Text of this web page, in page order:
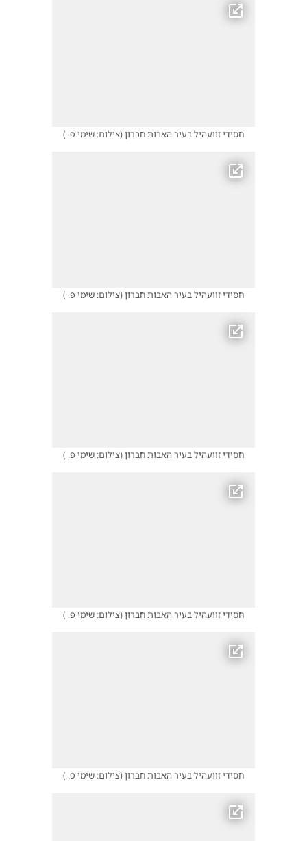
חסידי זוועהיל בעיר האבות חברון(צילום: שימי פ. )
חסידי זוועהיל בעיר האבות חברון(צילום: שימי פ. )
חסידי זוועהיל בעיר האבות חברון(צילום: שימי פ. )
חסידי זוועהיל בעיר האבות חברון(צילום: שימי פ. )
חסידי זוועהיל בעיר האבות חברון(צילום: שימי פ. )